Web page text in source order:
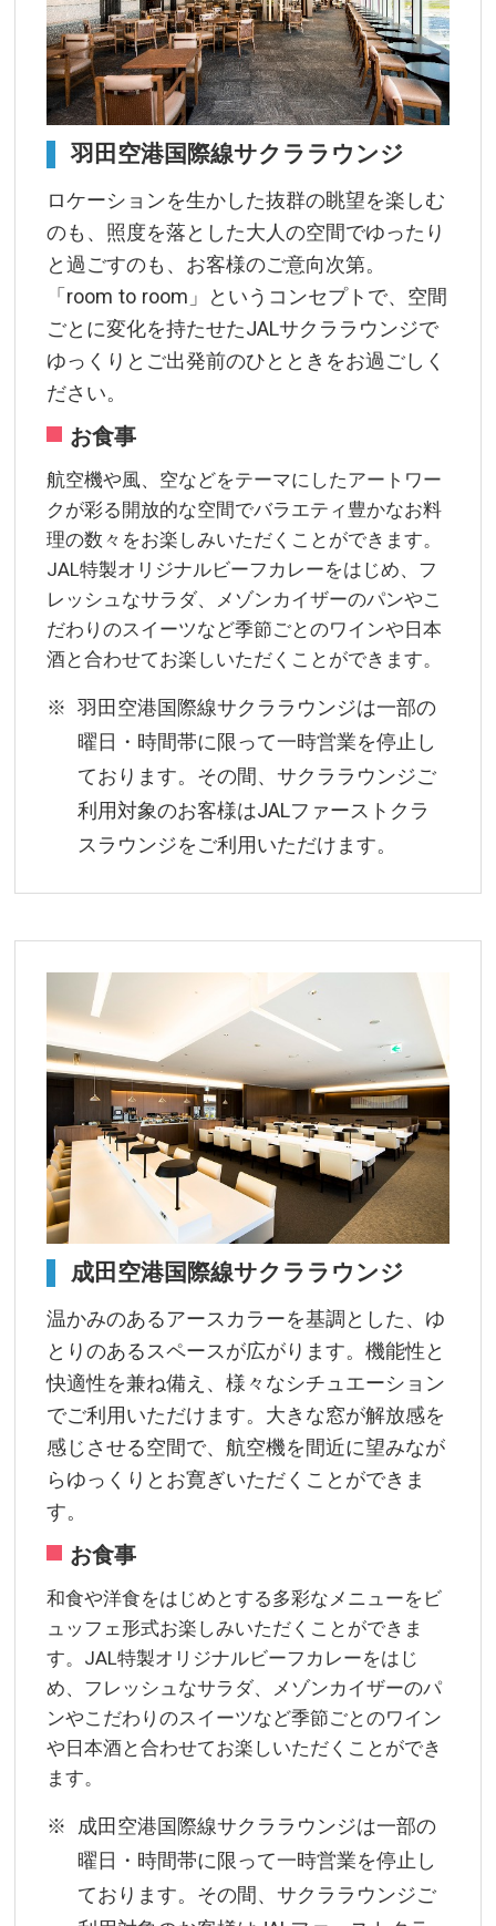
羽田空港国際線サクララウンジ
ロケーションを生かした抜群の眺望を楽しむ
のも、照度を落とした大人の空間でゆったり
と過ごすのも、お客様のご意向次第。
「room to room」というコンセプトで、空間
ごとに変化を持たせたJALサクララウンジで
ゆっくりとご出発前のひとときをお過ごしく
ださい。
お食事
航空機や風、空などをテーマにしたアートワー
クが彩る開放的な空間でバラエティ豊かなお料
理の数々をお楽しみいただくことができます。
JAL特製オリジナルビーフカレーをはじめ、フ
レッシュなサラダ、メゾンカイザーのパンやこ
だわりのスイーツなど季節ごとのワインや日本
酒と合わせてお楽しいただくことができます。
羽田空港国際線サクララウンジは一部の
曜日・時間帯に限って一時営業を停止し
ております。その間、サクララウンジご
利用対象のお客様はJALファーストクラ
スラウンジをご利用いただけます。
成田空港国際線サクララウンジ
温かみのあるアースカラーを基調とした、ゆ
とりのあるスペースが広がります。機能性と
快適性を兼ね備え、様々なシチュエーション
でご利用いただけます。大きな窓が解放感を
感じさせる空間で、航空機を間近に望みなが
らゆっくりとお寛ぎいただくことができま
す。
お食事
和食や洋食をはじめとする多彩なメニューをビ
ュッフェ形式お楽しみいただくことができま
す。JAL特製オリジナルビーフカレーをはじ
め、フレッシュなサラダ、メゾンカイザーのパ
ンやこだわりのスイーツなど季節ごとのワイン
や日本酒と合わせてお楽しいただくことができ
ます。
成田空港国際線サクララウンジは一部の
曜日・時間帯に限って一時営業を停止し
ております。その間、サクララウンジご